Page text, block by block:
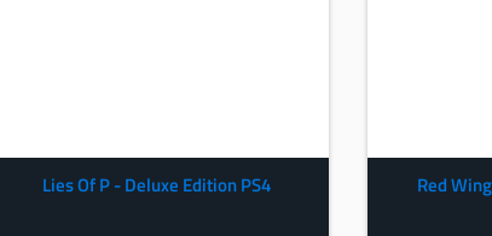
Lies Of P - Deluxe Edition PS4 Red